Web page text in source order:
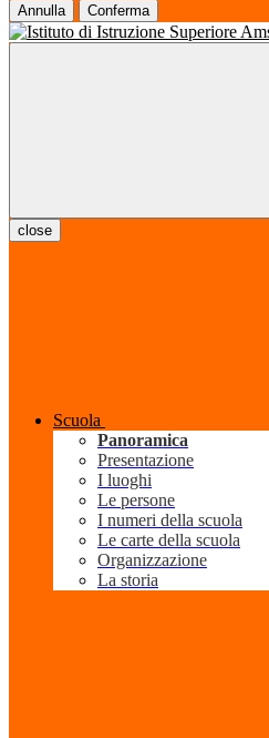
Annulla Conferma
close
Scuola
Panoramica
Presentazione
I luoghi
Le persone
I numeri della scuola
Le carte della scuola
Organizzazione
La storia